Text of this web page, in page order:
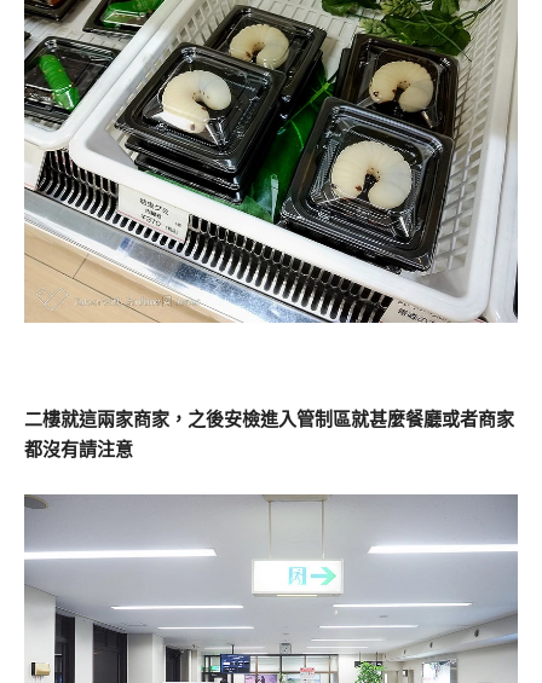
二樓就這兩家商家，之後安檢進入管制區就甚麼餐廳或者商家
都沒有請注意